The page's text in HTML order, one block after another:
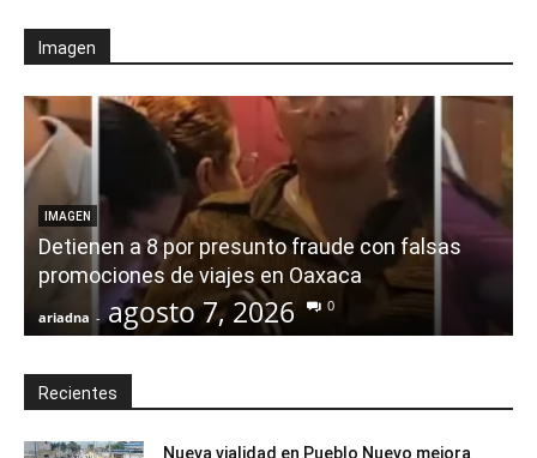
Imagen
IMAGEN
Detienen a 8 por presunto fraude con falsas
promociones de viajes en Oaxaca
ariadna - agosto 7, 2026 0
Recientes
Nueva vialidad en Pueblo Nuevo mejora